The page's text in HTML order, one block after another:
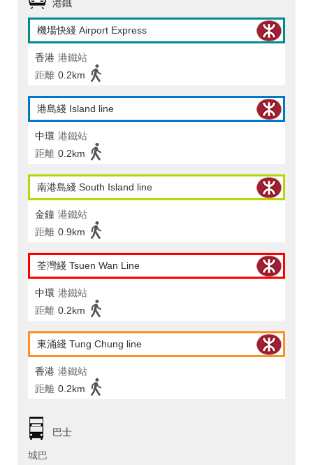
港鐵
機場快綫 Airport Express
香港 港鐵站
距離 0.2km
港島綫 Island line
中環 港鐵站
距離 0.2km
南港島綫 South Island line
金鐘 港鐵站
距離 0.9km
荃灣綫 Tsuen Wan Line
中環 港鐵站
距離 0.2km
東涌綫 Tung Chung line
香港 港鐵站
距離 0.2km
巴士
城巴